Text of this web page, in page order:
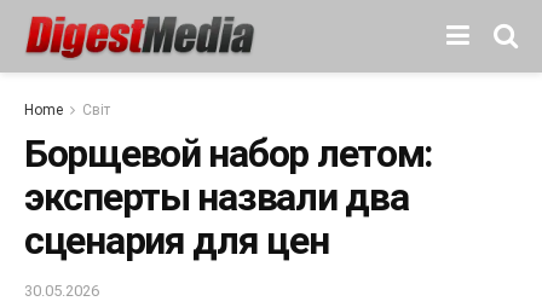
Home Світ
Борщевой набор летом:
эксперты назвали два
сценария для цен
30.05.2026